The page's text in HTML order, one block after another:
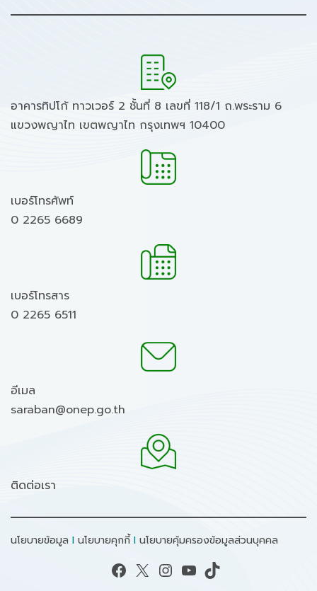
อาคารทิปโก้ ทาวเวอร์ 2 ชั้นที่ 8 เลขที่ 118/1 ถ.พระราม 6
แขวงพญาไท เขตพญาไท กรุงเทพฯ 10400
เบอร์โทรศัพท์
0 2265 6689
เบอร์โทรสาร
0 2265 6511
อีเมล
saraban@onep.go.th
ติดต่อเรา
นโยบายข้อมูล I นโยบายคุกกี้ I นโยบายคุ้มครองข้อมูลส่วนบุคคล
Facebook X Instagram YouTube TikTok